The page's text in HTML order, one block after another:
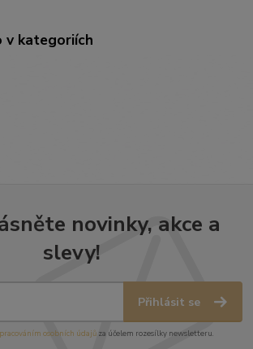
v kategoriích
novinky, akce a
slevy!
Přihlásit se
osobních údajůza účelem rozesílky newsletteru.